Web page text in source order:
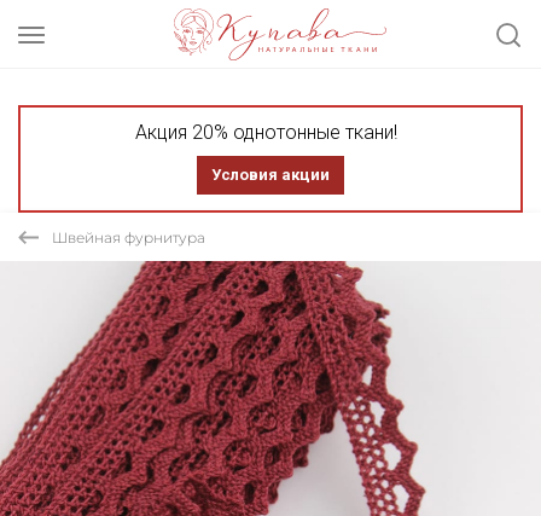
Акция 20% однотонные ткани!
Условия акции
Швейная фурнитура